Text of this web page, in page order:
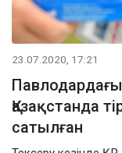
23.07.2020, 17:21
Қазақстанда
сатылған